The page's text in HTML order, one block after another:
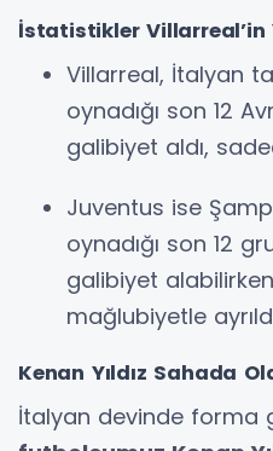
İstatistikler Villarreal’in
Villarreal, İtalyan
oynadığı son 12
galibiyet aldı,
Juventus ise
oynadığı son 12
galibiyet
mağlubiyetle
Kenan Yıldız Sahada
İtalyan devinde forma